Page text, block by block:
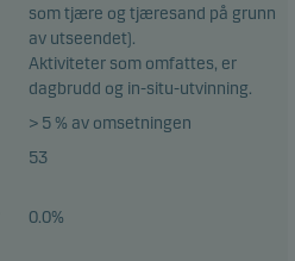
som tjære og tjæresand på grunn
av utseendet).
Aktiviteter som omfattes, er
dagbrudd og in-situ-utvinning.
> 5 % av omsetningen
53
0.0%